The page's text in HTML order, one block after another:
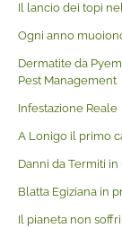
Il lancio dei topi
Ogni anno
Dermatite da
Pest Management
Infestazione Reale
A Lonigo il primo
Danni da Termiti
Blatta Egiziana in
Il pianeta non